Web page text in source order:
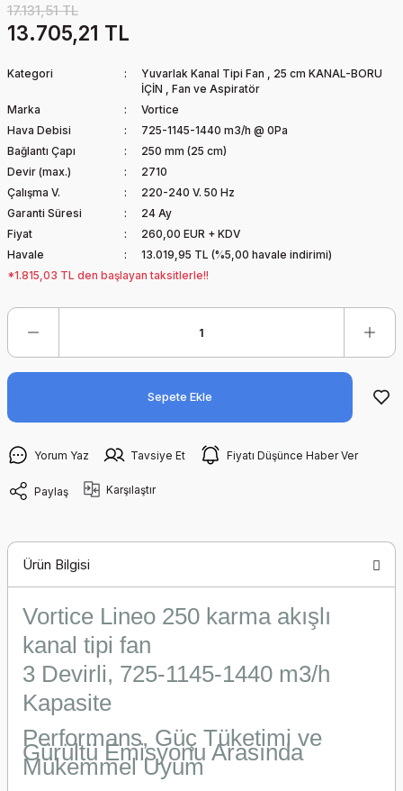
17.131,51 TL
13.705,21 TL
Kategori Yuvarlak Kanal Tipi Fan , 25 cm KANAL-BORU
İÇİN , Fan ve Aspiratör
Marka
Vortice
Hava Debisi
725-1145-1440 m3/h @ 0Pa
Bağlantı Çapı
250 mm (25 cm)
Devir (max.)
2710
Çalışma V.
220-240 V. 50 Hz
Garanti Süresi
24 Ay
Fiyat
260,00 EUR + KDV
Havale
13.019,95 TL (%5,00 havale indirimi)
*1.815,03 TL den başlayan taksitlerle!!
Sepete Ekle
Yorum Yaz Tavsiye Et Fiyatı Düşünce Haber Ver
Paylaş Karşılaştır
Ürün Bilgisi
Vortice Lineo 250 karma akışlı
kanal tipi fan
3 Devirli, 725-1145-1440 m3/h
Kapasite
Performans, Güç Tüketimi ve
Gürültü Emisyonu Arasında
Mükemmel Uyum